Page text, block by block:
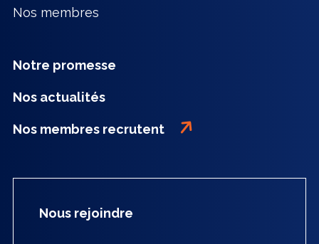
Nos membres
Notre promesse
Nos actualités
Nos membres recrutent
Nous rejoindre